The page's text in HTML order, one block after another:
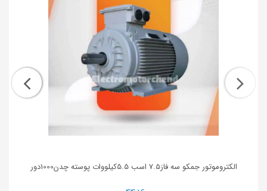
الکتروموتور جمکو سه فاز7.5 اسب 5.5کیلووات پوسته چدن1000دور